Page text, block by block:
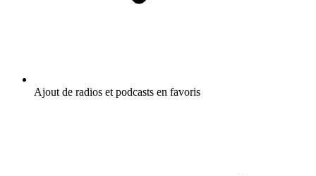
Ajout de radios et podcasts en favoris